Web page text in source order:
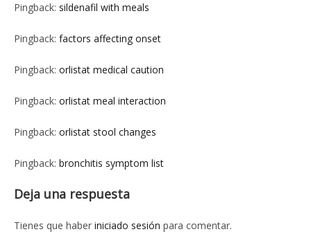
Pingback: sildenafil with meals
Pingback: factors affecting onset
Pingback: orlistat medical caution
Pingback: orlistat meal interaction
Pingback: orlistat stool changes
Pingback: bronchitis symptom list
Deja una respuesta
Tienes que haber iniciado sesión para comentar.